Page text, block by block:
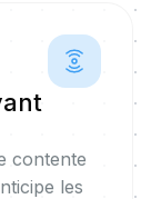
contente
les